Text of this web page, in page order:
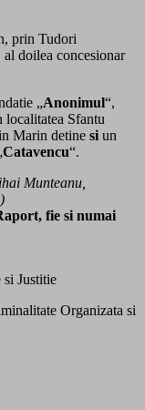
prin Tudori
doilea concesionar
„Anonimul“,
localitatea Sfantu
Marin detine si un
Catavencu“.
Munteanu,
fie si numai
si Justitie
Organizata si